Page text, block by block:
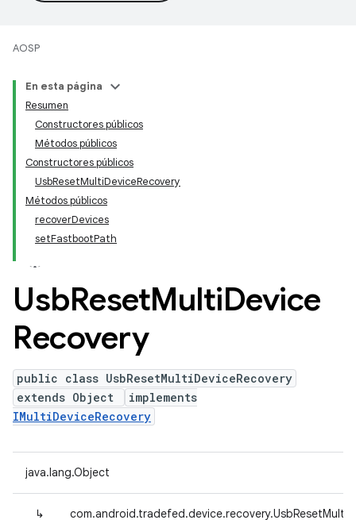
AOSP
En esta página
Resumen
Constructores públicos
Métodos públicos
Constructores públicos
UsbResetMultiDeviceRecovery
Métodos públicos
recoverDevices
setFastbootPath
UsbResetMultiDevice
Recovery
public class UsbResetMultiDeviceRecovery
extends Object
implements
IMultiDeviceRecovery
java.lang.Object
↳